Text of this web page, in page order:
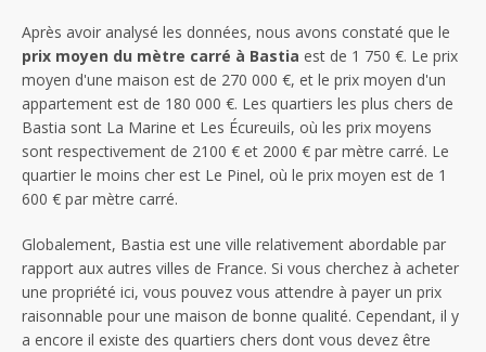
Après avoir analysé les données, nous avons constaté que le
prix moyen du mètre carré à Bastia est de 1 750 €. Le prix
moyen d'une maison est de 270 000 €, et le prix moyen d'un
appartement est de 180 000 €. Les quartiers les plus chers de
Bastia sont La Marine et Les Écureuils, où les prix moyens
sont respectivement de 2100 € et 2000 € par mètre carré. Le
quartier le moins cher est Le Pinel, où le prix moyen est de 1
600 € par mètre carré.
Globalement, Bastia est une ville relativement abordable par
rapport aux autres villes de France. Si vous cherchez à acheter
une propriété ici, vous pouvez vous attendre à payer un prix
raisonnable pour une maison de bonne qualité. Cependant, il y
a encore il existe des quartiers chers dont vous devez être